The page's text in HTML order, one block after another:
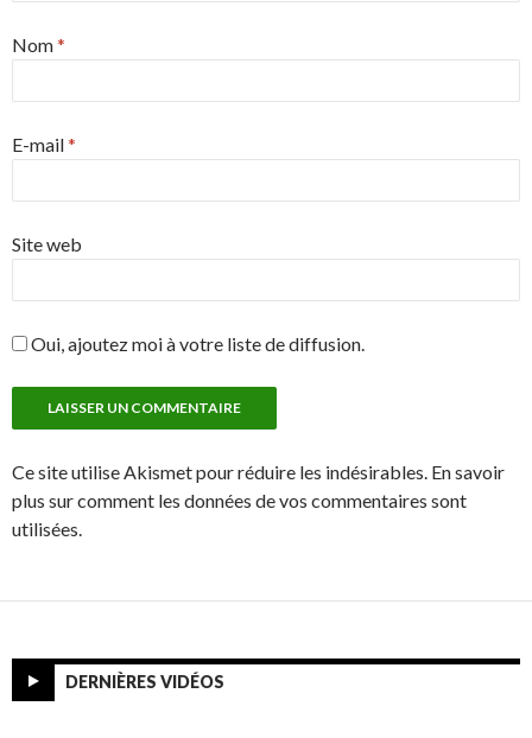
Nom*
E-mail*
Site web
Oui, ajoutez moi à votre liste de diffusion.
Ce site utilise Akismet pour réduire les indésirables. En savoir
plus sur comment les données de vos commentaires sont
utilisées.
DERNIÈRES VIDÉOS